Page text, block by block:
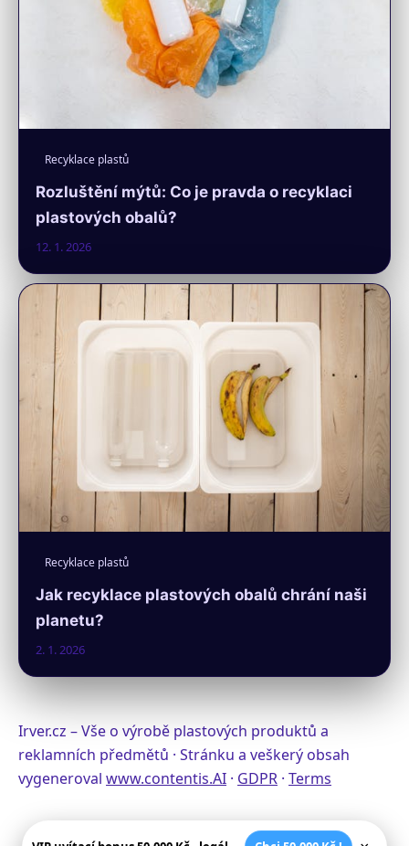
Recyklace plastů
Rozluštění mýtů: Co je pravda o recyklaci
plastových obalů?
12. 1. 2026
Recyklace plastů
Jak recyklace plastových obalů chrání naši
planetu?
2. 1. 2026
Irver.cz – Vše o výrobě plastových produktů a
reklamních předmětů · Stránku a veškerý obsah
vygeneroval www.contentis.AI · GDPR · Terms